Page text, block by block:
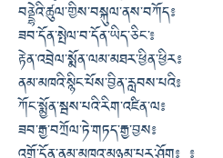
བནྡྷེའི་ཚུལ་གྱིས་བསྐུལ་ནས་བཀོད༔
ཟབ་དོན་སྤེལ་བ་དོན་ཡིད་ཅིང༌༔
རྟེན་འབྲེལ་སྨོན་ལམ་མཐར་ཕྱིན་ཕྱིར༔
ནམ་མཁའི་སྙིང་པོས་བྱིན་རླབས་པའི༔
ཀོང་སྨྱོན་སྦས་པའི་རིག་འཛིན་ལ༔
ཟབ་རྒྱ་བཀྲོལ་ཏེ་གཏད་རྒྱ་བྱས༔